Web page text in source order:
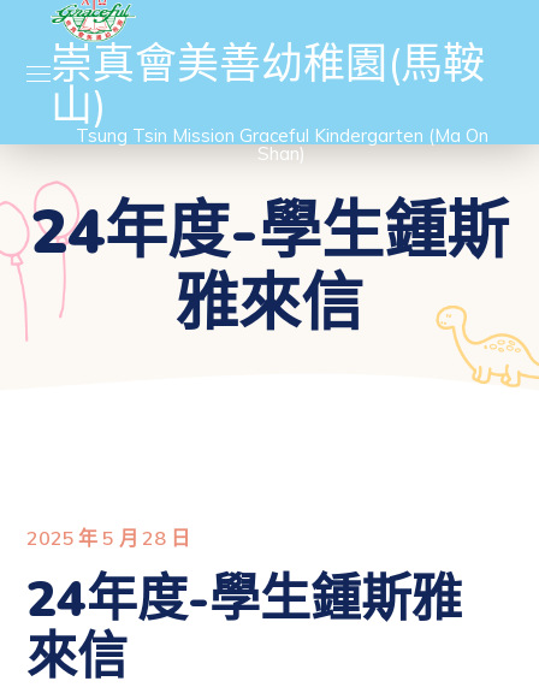
崇真會美善幼稚園(馬鞍
山)
Tsung Tsin Mission Graceful Kindergarten (Ma On
Shan)
24年度-學生鍾斯
雅來信
2025 年 5 月 28 日
24年度-學生鍾斯雅
來信